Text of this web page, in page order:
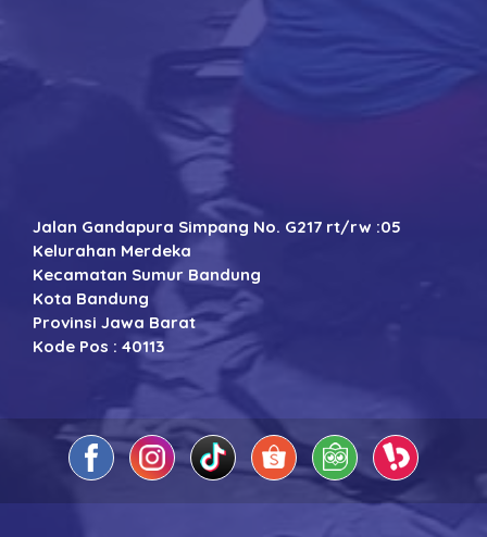
Jalan Gandapura Simpang No. G217 rt/rw :05
Kelurahan Merdeka
Kecamatan Sumur Bandung
Kota Bandung
Provinsi Jawa Barat
Kode Pos : 40113